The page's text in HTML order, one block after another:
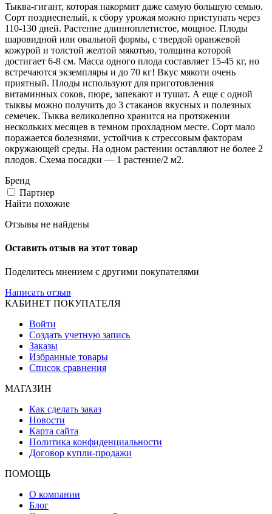
Тыква-гигант, которая накормит даже самую большую семью.
Сорт позднеспелый, к сбору урожая можно приступать через
110-130 дней. Растение длинноплетистое, мощное. Плоды
шаровидной или овальной формы, с твердой оранжевой
кожурой и толстой желтой мякотью, толщина которой
достигает 6-8 см. Масса одного плода составляет 15-45 кг, но
встречаются экземпляры и до 70 кг! Вкус мякоти очень
приятный. Плоды используют для приготовления
витаминных соков, пюре, запекают и тушат. А еще с одной
тыквы можно получить до 3 стаканов вкусных и полезных
семечек. Тыква великолепно хранится на протяжении
нескольких месяцев в темном прохладном месте. Сорт мало
поражается болезнями, устойчив к стрессовым факторам
окружающей среды. На одном растении оставляют не более 2
плодов. Схема посадки — 1 растение/2 м2.
Бренд
Партнер
Найти похожие
Отзывы не найдены
Оставить отзыв на этот товар
Поделитесь мнением с другими покупателями
Написать отзыв
КАБИНЕТ ПОКУПАТЕЛЯ
Войти
Создать учетную запись
Заказы
Избранные товары
Список сравнения
МАГАЗИН
Как сделать заказ
Новости
Карта сайта
Политика конфиденциальности
Договор купли-продажи
ПОМОЩЬ
О компании
Блог